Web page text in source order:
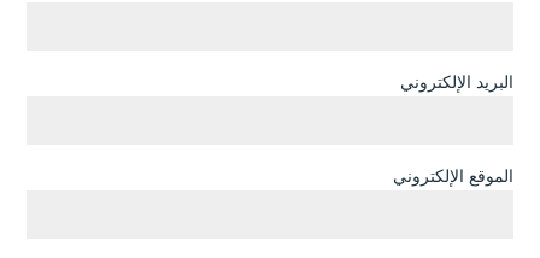
البريد الإلكتروني
الموقع الإلكتروني